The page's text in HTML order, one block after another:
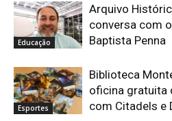
Educação
Arquivo
conversa com
Baptista Penna
Esportes
Biblioteca
oficina gratuita
com Citadels e